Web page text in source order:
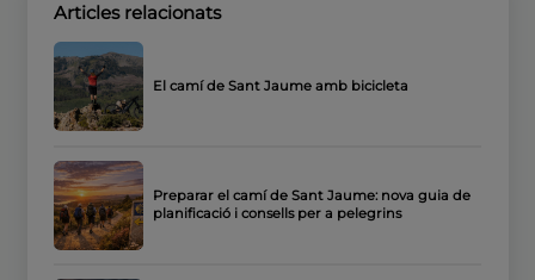
Articles relacionats
El camí de Sant Jaume amb bicicleta
Preparar el camí de Sant Jaume: nova guia de
planificació i consells per a pelegrins